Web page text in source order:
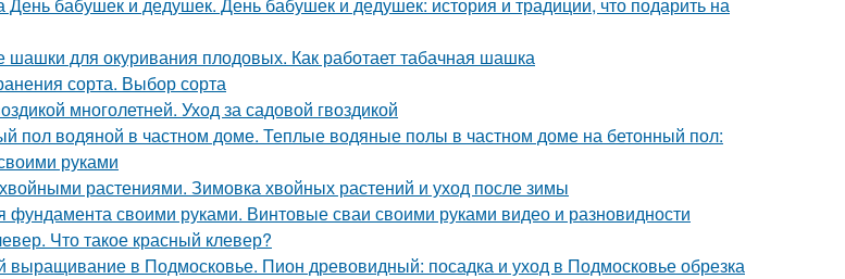
для окуривания плодовых. Как работает табачная шашка
сорта. Выбор сорта
многолетней. Уход за садовой гвоздикой
пол водяной в частном доме. Теплые водяные полы в частном доме на бетонный пол:
руками
растениями. Зимовка хвойных растений и уход после зимы
фундамента своими руками. Винтовые сваи своими руками видео и разновидности
Что такое красный клевер?
в Подмосковье. Пион древовидный: посадка и уход в Подмосковье обрезка